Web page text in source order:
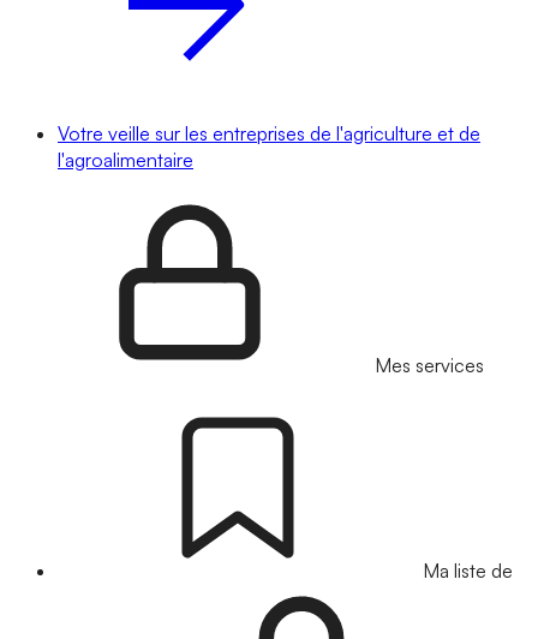
Votre veille sur les entreprises de l'agriculture et de
l'agroalimentaire
Mes services
Ma liste de